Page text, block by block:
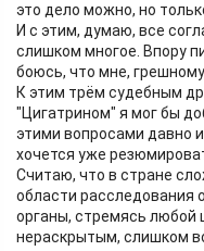
это дело можно, но
И с этим, думаю, все
слишком многое. Впору
боюсь, что мне,
К этим трём судебным
"Цигатрином" я мог бы
этими вопросами давно
хочется уже
Считаю, что в стране
области расследования
органы, стремясь любой
нераскрытым, слишком